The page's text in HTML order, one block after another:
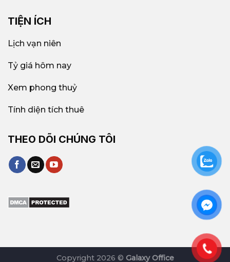
TIỆN ÍCH
Lịch vạn niên
Tỷ giá hôm nay
Xem phong thuỷ
Tính diện tích thuê
THEO DÕI CHÚNG TÔI
Copyright 2026 © Galaxy Office